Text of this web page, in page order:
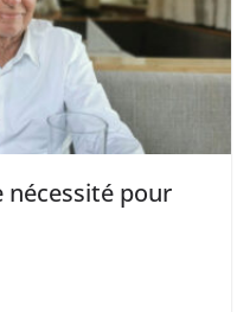
nécessité pour